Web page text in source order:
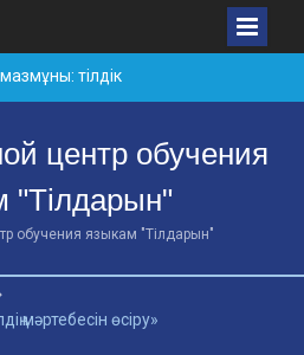
тілдік
тіл –
символы»
центр обучения
"Тілдарын"
обучения языкам "Тілдарын"
мәртебесін өсіру»